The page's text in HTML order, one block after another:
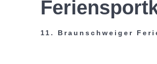
11. Braunschweiger